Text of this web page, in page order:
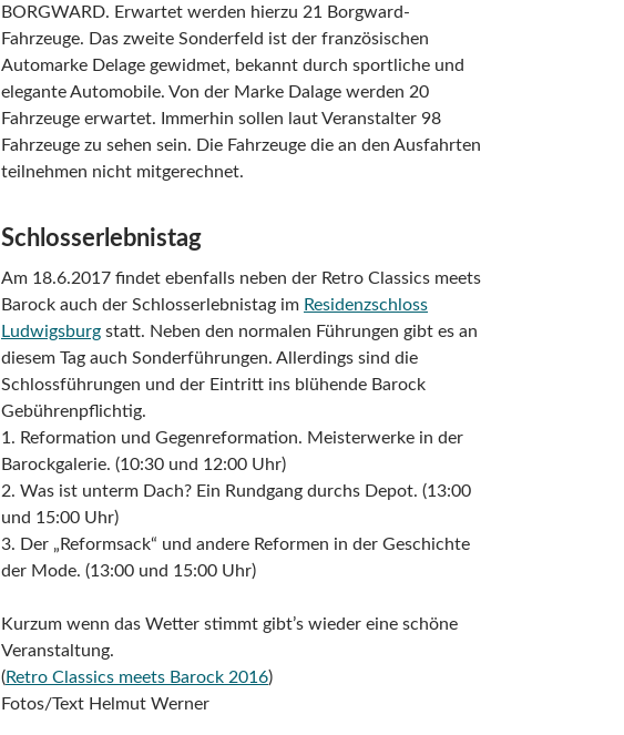
BORGWARD. Erwartet werden hierzu 21 Borgward-
Fahrzeuge. Das zweite Sonderfeld ist der französischen
Automarke Delage gewidmet, bekannt durch sportliche und
elegante Automobile. Von der Marke Dalage werden 20
Fahrzeuge erwartet. Immerhin sollen laut Veranstalter 98
Fahrzeuge zu sehen sein. Die Fahrzeuge die an den Ausfahrten
teilnehmen nicht mitgerechnet.
Schlosserlebnistag
Am 18.6.2017 findet ebenfalls neben der Retro Classics meets
Barock auch der Schlosserlebnistag im Residenzschloss
Ludwigsburg statt. Neben den normalen Führungen gibt es an
diesem Tag auch Sonderführungen. Allerdings sind die
Schlossführungen und der Eintritt ins blühende Barock
Gebührenpflichtig.
1. Reformation und Gegenreformation. Meisterwerke in der
Barockgalerie. (10:30 und 12:00 Uhr)
2. Was ist unterm Dach? Ein Rundgang durchs Depot. (13:00
und 15:00 Uhr)
3. Der „Reformsack“ und andere Reformen in der Geschichte
der Mode. (13:00 und 15:00 Uhr)
Kurzum wenn das Wetter stimmt gibt’s wieder eine schöne
Veranstaltung.
(Retro Classics meets Barock 2016)
Fotos/Text Helmut Werner